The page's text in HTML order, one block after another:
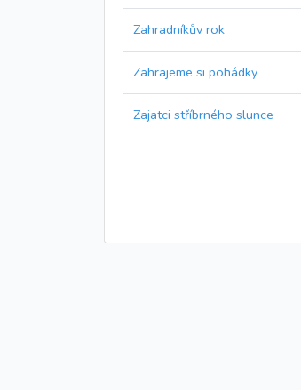
Zahradníkův rok
Zahrajeme si pohádky
Zajatci stříbrného slunce